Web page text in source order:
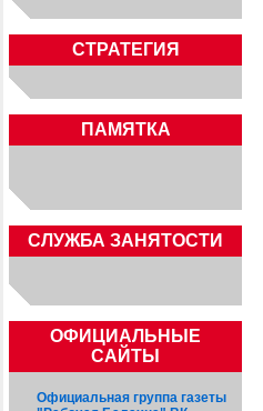
СТРАТЕГИЯ
ПАМЯТКА
CЛУЖБА ЗАНЯТОСТИ
ОФИЦИАЛЬНЫЕ
САЙТЫ
Официальная группа газеты